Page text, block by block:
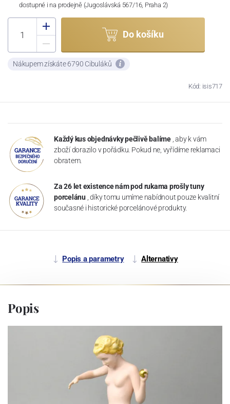
dostupné i na prodejně (Jugoslávská 567/16, Praha 2)
Do košíku
Nákupem získáte 6790 Cibuláků
Kód: isis717
Každý kus objednávky pečlivě balíme , aby k vám
zboží dorazilo v pořádku. Pokud ne, vyřídíme reklamaci
obratem.
Za 26 let existence nám pod rukama prošly tuny
porcelánu , díky tomu umíme nabídnout pouze kvalitní
současné i historické porcelánové produkty.
Popis a parametry Alternativy
Popis